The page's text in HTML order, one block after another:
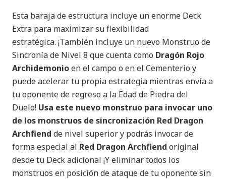
Esta baraja de estructura incluye un enorme Deck
Extra para maximizar su flexibilidad
estratégica. ¡También incluye un nuevo Monstruo de
Sincronía de Nivel 8 que cuenta como Dragón Rojo
Archidemonioen el campo o en el Cementerio y
puede acelerar tu propia estrategia mientras envía a
tu oponente de regreso a la Edad de Piedra del
Duelo! Usa este nuevo monstruo para invocar uno
de los monstruos de sincronización Red Dragon
Archfiend de nivel superior y podrás invocar de
forma especial al Red Dragon Archfiend original
desde tu Deck adicional ¡Y eliminar todos los
monstruos en posición de ataque de tu oponente sin